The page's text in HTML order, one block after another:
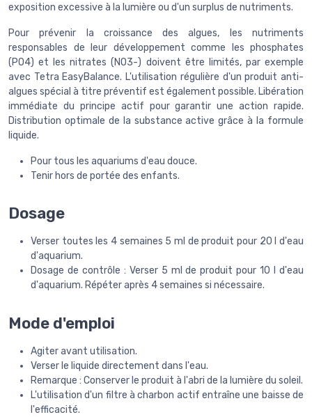
exposition excessive à la lumière ou d'un surplus de nutriments.
Pour prévenir la croissance des algues, les nutriments
responsables de leur développement comme les phosphates
(PO4) et les nitrates (NO3-) doivent être limités, par exemple
avec Tetra EasyBalance. L'utilisation régulière d'un produit anti-
algues spécial à titre préventif est également possible. Libération
immédiate du principe actif pour garantir une action rapide.
Distribution optimale de la substance active grâce à la formule
liquide.
Pour tous les aquariums d'eau douce.
Tenir hors de portée des enfants.
Dosage
Verser toutes les 4 semaines 5 ml de produit pour 20 l d'eau
d'aquarium.
Dosage de contrôle : Verser 5 ml de produit pour 10 l d'eau
d'aquarium. Répéter après 4 semaines si nécessaire.
Mode d'emploi
Agiter avant utilisation.
Verser le liquide directement dans l'eau.
Remarque : Conserver le produit à l'abri de la lumière du soleil.
L'utilisation d'un filtre à charbon actif entraîne une baisse de
l'efficacité.